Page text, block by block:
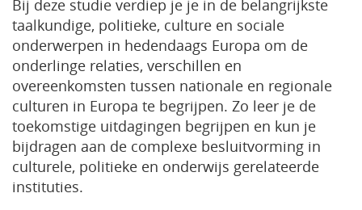
Bij deze studie verdiep je je in de belangrijkste
taalkundige, politieke, culture en sociale
onderwerpen in hedendaags Europa om de
onderlinge relaties, verschillen en
overeenkomsten tussen nationale en regionale
culturen in Europa te begrijpen. Zo leer je de
toekomstige uitdagingen begrijpen en kun je
bijdragen aan de complexe besluitvorming in
culturele, politieke en onderwijs gerelateerde
instituties.